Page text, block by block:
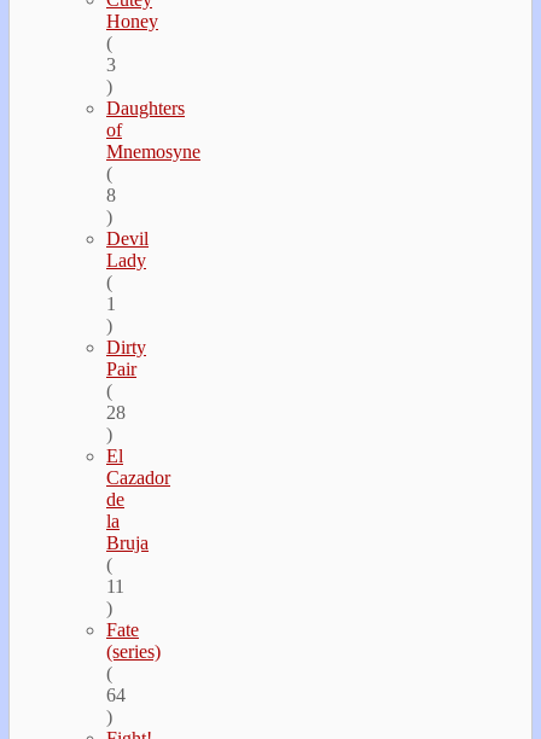
Honey
(
3
)
Daughters
of
Mnemosyne
(
8
)
Devil
Lady
(
1
)
Dirty
Pair
(
28
)
El
Cazador
de
la
Bruja
(
11
)
Fate
(series)
(
64
)